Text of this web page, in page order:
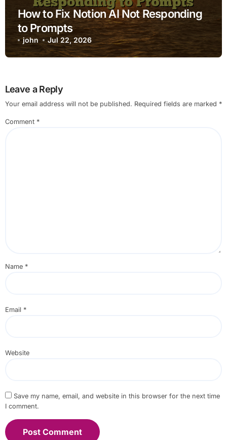
How to Fix Notion AI Not Responding
to Prompts
john Jul 22, 2026
Leave a Reply
Your email address will not be published. Required fields are marked *
Comment *
Name *
Email *
Website
Save my name, email, and website in this browser for the next time
I comment.